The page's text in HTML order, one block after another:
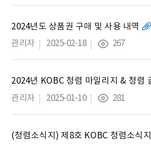
2024년도 상품권 구매 및 사용 내역
관리자
2025-02-18 267
관리자
2025-01-10 281
(청렴소식지) 제8호 KOBC 청렴소식지